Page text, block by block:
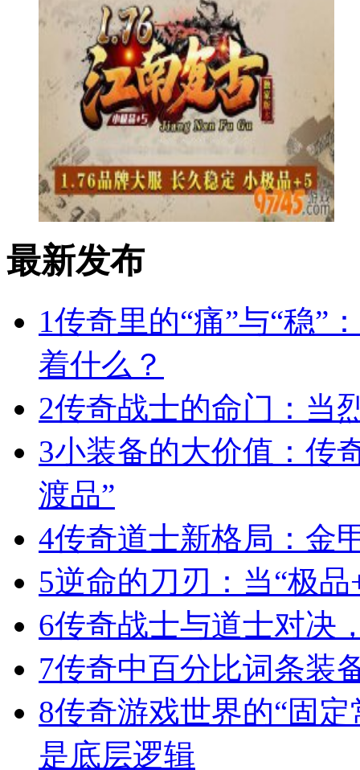
最新发布
1传奇里的“痛”与“稳”
着什么？
2传奇战士的命门：当
3小装备的大价值：传
渡品”
4传奇道士新格局：金
5逆命的刀刃：当“极
6传奇战士与道士对决
7传奇中百分比词条装
8传奇游戏世界的“固
是底层逻辑